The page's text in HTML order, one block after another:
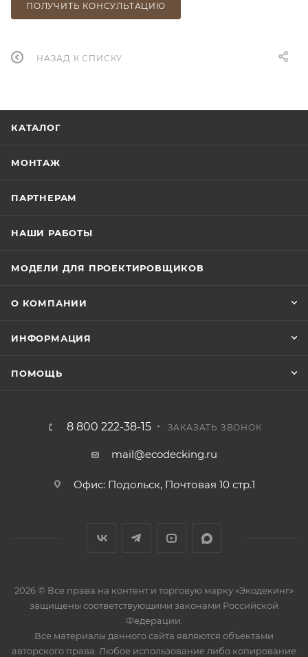
ПОЛУЧИТЬ КОНСУЛЬТАЦИЮ
НАЗАД К СПИСКУ
КАТАЛОГ
МОНТАЖ
ПАРТНЕРАМ
НАШИ РАБОТЫ
МОДЕЛИ ДЛЯ ПРОЕКТИРОВЩИКОВ
О КОМПАНИИ
ИНФОРМАЦИЯ
ПОМОЩЬ
8 800 222-38-15 ЗАКАЗАТЬ ЗВОНОК
mail@ecodecking.ru
Офис: Подольск, Почтовая 10 стр.1
2026 © Все права на контент и торговую марку «Экодекинг»
защищены соответствующими законами Российской
Федерации.
Все материалы данного сайта являются объектами
авторского права. Любое использование либо копирование